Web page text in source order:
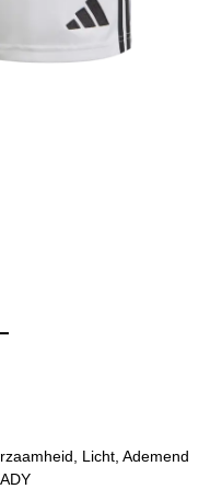
Licht, Ademend